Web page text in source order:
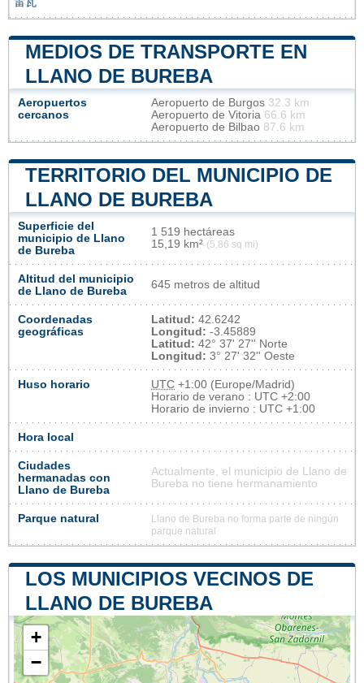
MEDIOS DE TRANSPORTE EN
LLANO DE BUREBA
Aeropuertos
cercanos
Aeropuerto de Burgos 32.3 km
Aeropuerto de Vitoria 66.6 km
Aeropuerto de Bilbao 87.6 km
TERRITORIO DEL MUNICIPIO DE
LLANO DE BUREBA
Superficie del
municipio de Llano
de Bureba
1 519 hectáreas
15,19 km² (5,86 sq mi)
Altitud del municipio
de Llano de Bureba
645 metros de altitud
Coordenadas
geográficas
Latitud: 42.6242
Longitud: -3.45889
Latitud: 42° 37' 27'' Norte
Longitud: 3° 27' 32'' Oeste
Huso horario UTC +1:00 (Europe/Madrid)
Horario de verano : UTC +2:00
Horario de invierno : UTC +1:00
Hora local
Ciudades
hermanadas con
Llano de Bureba
Actualmente, el municipio de Llano de
Bureba no tiene hermanamiento
Parque natural
Llano de Bureba no forma parte de ningún
parque natural
LOS MUNICIPIOS VECINOS DE
LLANO DE BUREBA
+
−